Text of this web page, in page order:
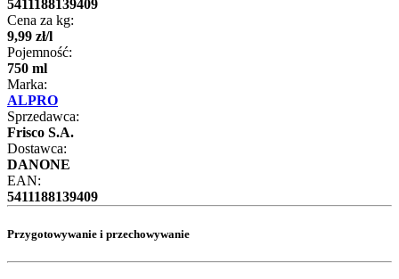
5411188139409
Cena za kg:
9,99 zł/l
Pojemność:
750 ml
Marka:
ALPRO
Sprzedawca:
Frisco S.A.
Dostawca:
DANONE
EAN:
5411188139409
Przygotowywanie i przechowywanie